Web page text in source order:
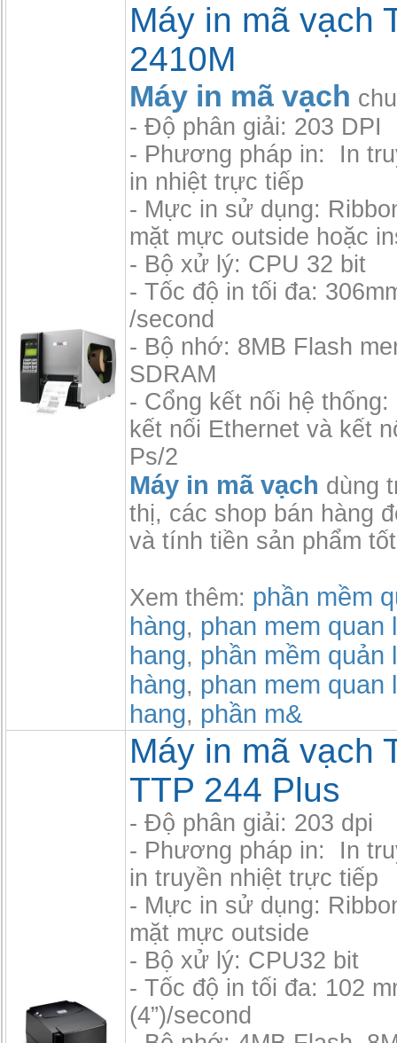
Máy in mã vạch
2410M
Máy in mã vạch
- Độ phân giải: 203 DPI
- Phương pháp in: In
in nhiệt trực tiếp
- Mực in sử dụng:
mặt mực outside hoặc
- Bộ xử lý: CPU 32 bit
- Tốc độ in tối đa:
/second
- Bộ nhớ: 8MB Flash
SDRAM
- Cổng kết nối hệ thống:
kết nối Ethernet và kết
Ps/2
Máy in mã vạch dùng
thị, các shop bán hàng
và tính tiền sản phẩm
Xem thêm: phần mềm
hàng, phan mem quan
hang, phần mềm quản
hàng, phan mem quan
hang, phần m&
Máy in mã vạch
TTP 244 Plus
- Độ phân giải: 203 dpi
- Phương pháp in: In
in truyền nhiệt trực tiếp
- Mực in sử dụng:
mặt mực outside
- Bộ xử lý: CPU32 bit
- Tốc độ in tối đa: 102
(4”)/second